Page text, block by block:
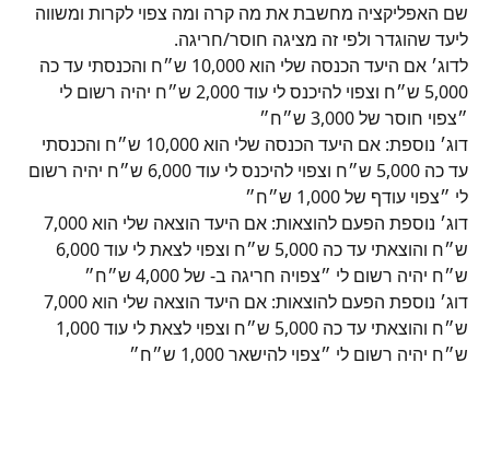
שם האפליקציה מחשבת את מה קרה ומה צפוי לקרות ומשווה
ליעד שהוגדר ולפי זה מציגה חוסר/חריגה.
לדוג׳ אם היעד הכנסה שלי הוא 10,000 ש״ח והכנסתי עד כה
5,000 ש״ח וצפוי להיכנס לי עוד 2,000 ש״ח יהיה רשום לי
״צפוי חוסר של 3,000 ש״ח״
דוג׳ נוספת: אם היעד הכנסה שלי הוא 10,000 ש״ח והכנסתי
עד כה 5,000 ש״ח וצפוי להיכנס לי עוד 6,000 ש״ח יהיה רשום
לי ״צפוי עודף של 1,000 ש״ח״
ש״ח יהיה רשום לי ״צפויה חריגה ב- של 4,000 ש״ח״
ש״ח יהיה רשום לי ״צפוי להישאר 1,000 ש״ח״